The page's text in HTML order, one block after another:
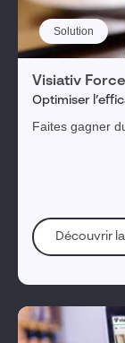
Pilotage
Conception &
Fabrication
Vente &
Service client
Gestion du
Solution
Visiativ
Optimiser
Faites gagner
Découvrir